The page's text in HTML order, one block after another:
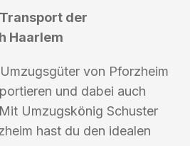
der
Haarlem
von Pforzheim
und dabei auch
Umzugskönig Schuster
hast du den idealen